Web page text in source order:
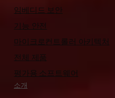
임베디드 보안
기능 안전
마이크로컨트롤러 아키텍처
전체 제품
평가용 소프트웨어
소개